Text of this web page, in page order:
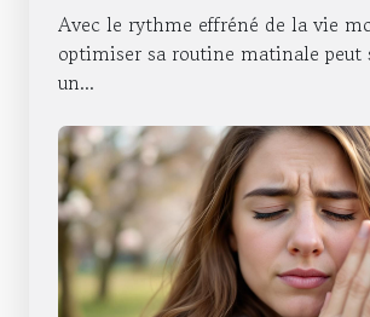
votre énergie
Avec le rythme effréné de la vie
optimiser sa routine matinale peut
un...